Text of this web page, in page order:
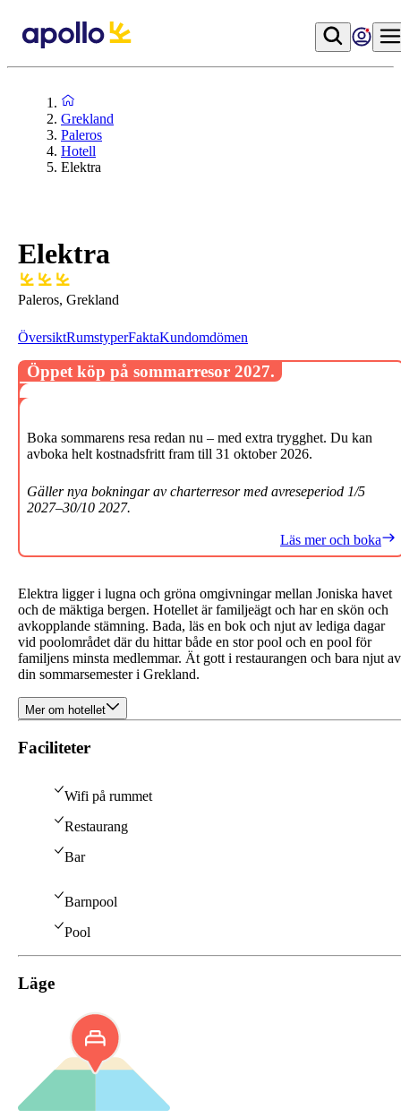
Grekland
Paleros
Hotell
Elektra
Elektra
Paleros, Grekland
ÖversiktRumstyperFaktaKundomdömen
Elektra ligger i lugna och gröna omgivningar mellan Joniska havet
och de mäktiga bergen. Hotellet är familjeägt och har en skön och
avkopplande stämning. Bada, läs en bok och njut av lediga dagar
vid poolområdet där du hittar både en stor pool och en pool för
familjens minsta medlemmar. Ät gott i restaurangen och bara njut av
din sommarsemester i Grekland.
Mer om hotellet
Faciliteter
Wifi på rummet
Restaurang
Bar
Barnpool
Pool
Läge
Öppet köp på sommarresor 2027.
Boka sommarens resa redan nu – med extra trygghet. Du kan
avboka helt kostnadsfritt fram till 31 oktober 2026.
Gäller nya bokningar av charterresor med avreseperiod 1/5
2027–30/10 2027.
Läs mer och boka